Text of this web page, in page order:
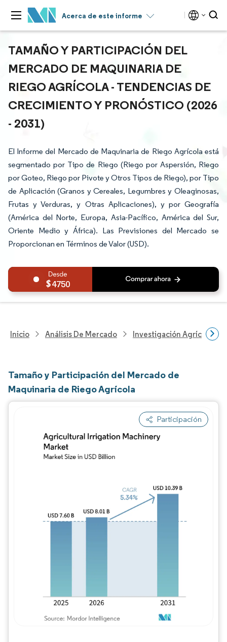
Acerca de este informe
TAMAÑO Y PARTICIPACIÓN DEL
MERCADO DE MAQUINARIA DE
RIEGO AGRÍCOLA - TENDENCIAS DE
CRECIMIENTO Y PRONÓSTICO (2026
- 2031)
El Informe del Mercado de Maquinaria de Riego Agrícola está
segmentado por Tipo de Riego (Riego por Aspersión, Riego
por Goteo, Riego por Pivote y Otros Tipos de Riego), por Tipo
de Aplicación (Granos y Cereales, Legumbres y Oleaginosas,
Frutas y Verduras, y Otras Aplicaciones), y por Geografía
(América del Norte, Europa, Asia-Pacífico, América del Sur,
Oriente Medio y África). Las Previsiones del Mercado se
Proporcionan en Términos de Valor (USD).
4750
Inicio Análisis De Mercado Investigación Agrícola
Tamaño y Participación del Mercado de
Maquinaria de Riego Agrícola
Participación